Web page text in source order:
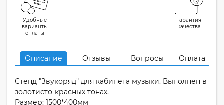
Удобные
варианты
оплаты
Гарантия
качества
Описание Отзывы Вопросы Оплата
Стенд "Звукоряд" для кабинета музыки. Выполнен в
золотисто-красных тонах.
Размер: 1500*400мм